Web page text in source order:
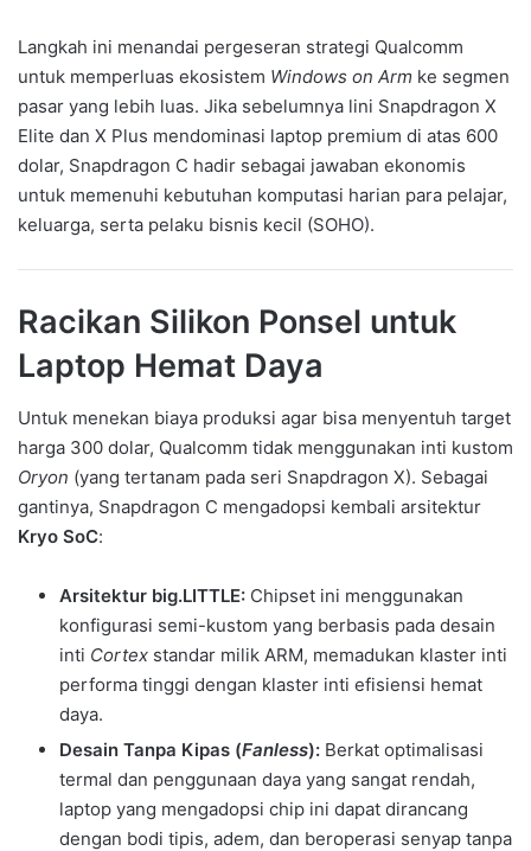
Langkah ini menandai pergeseran strategi Qualcomm
untuk memperluas ekosistem Windows on Arm ke segmen
pasar yang lebih luas. Jika sebelumnya lini Snapdragon X
Elite dan X Plus mendominasi laptop premium di atas 600
dolar, Snapdragon C hadir sebagai jawaban ekonomis
untuk memenuhi kebutuhan komputasi harian para pelajar,
keluarga, serta pelaku bisnis kecil (SOHO).
Racikan Silikon Ponsel untuk
Laptop Hemat Daya
Untuk menekan biaya produksi agar bisa menyentuh target
harga 300 dolar, Qualcomm tidak menggunakan inti kustom
Oryon (yang tertanam pada seri Snapdragon X). Sebagai
gantinya, Snapdragon C mengadopsi kembali arsitektur
Kryo SoC:
Arsitektur big.LITTLE: Chipset ini menggunakan
konfigurasi semi-kustom yang berbasis pada desain
inti Cortex standar milik ARM, memadukan klaster inti
performa tinggi dengan klaster inti efisiensi hemat
daya.
Desain Tanpa Kipas (Fanless): Berkat optimalisasi
termal dan penggunaan daya yang sangat rendah,
laptop yang mengadopsi chip ini dapat dirancang
dengan bodi tipis, adem, dan beroperasi senyap tanpa